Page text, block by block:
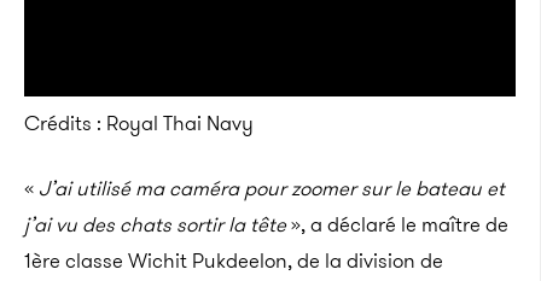
Crédits : Royal Thai Navy
« J’ai utilisé ma caméra pour zoomer sur le bateau et
j’ai vu des chats sortir la tête», a déclaré le maître de
1ère classe Wichit Pukdeelon, de la division de